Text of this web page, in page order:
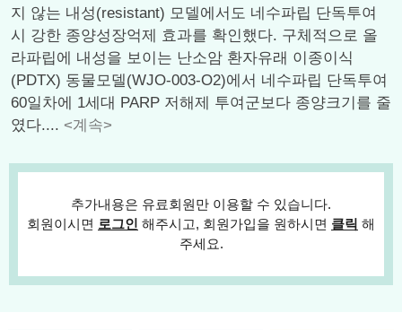
지 않는 내성(resistant) 모델에서도 네수파립 단독투여
시 강한 종양성장억제 효과를 확인했다. 구체적으로 올
라파립에 내성을 보이는 난소암 환자유래 이종이식
(PDTX) 동물모델(WJO-003-O2)에서 네수파립 단독투여
60일차에 1세대 PARP 저해제 투여군보다 종양크기를 줄
였다.... <계속>
추가내용은 유료회원만 이용할 수 있습니다.
회원이시면 로그인 해주시고, 회원가입을 원하시면 클릭 해
주세요.